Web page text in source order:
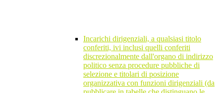
Incarichi dirigenziali, a qualsiasi titolo
conferiti, ivi inclusi quelli conferiti
discrezionalmente dall'organo di indirizzo
politico senza procedure pubbliche di
selezione e titolari di posizione
organizzativa con funzioni dirigenziali (da